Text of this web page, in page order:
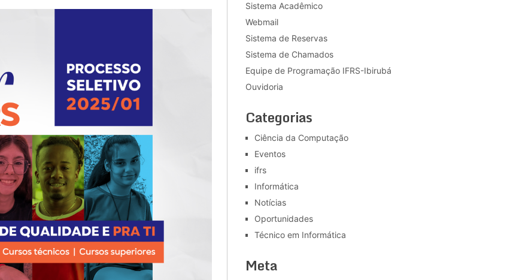
Sistema Acadêmico
Webmail
Sistema de Reservas
Sistema de Chamados
Equipe de Programação IFRS-Ibirubá
Ouvidoria
Categorias
Ciência da Computação
Eventos
ifrs
Informática
Notícias
Oportunidades
Técnico em Informática
Meta